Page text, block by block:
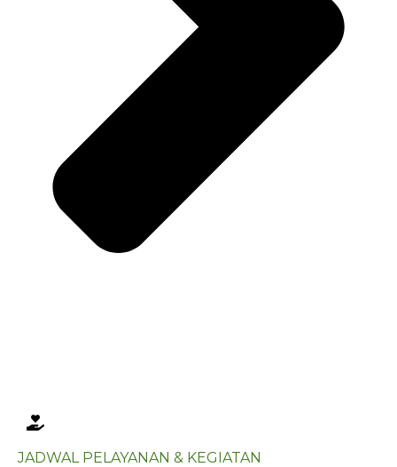
JADWAL PELAYANAN & KEGIATAN